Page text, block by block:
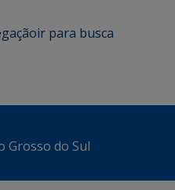
ir para busca
Grosso do Sul